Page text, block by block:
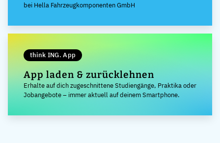
bei Hella Fahrzeugkomponenten GmbH
think ING. App
App laden & zurücklehnen
Erhalte auf dich zugeschnittene Studiengänge, Praktika oder
Jobangebote – immer aktuell auf deinem Smartphone.